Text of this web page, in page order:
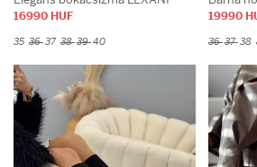
16990 HUF
35 3637 383940
19990
363738